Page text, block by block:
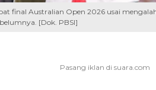
final Australian Open 2026 usai
[Dok. PBSI]